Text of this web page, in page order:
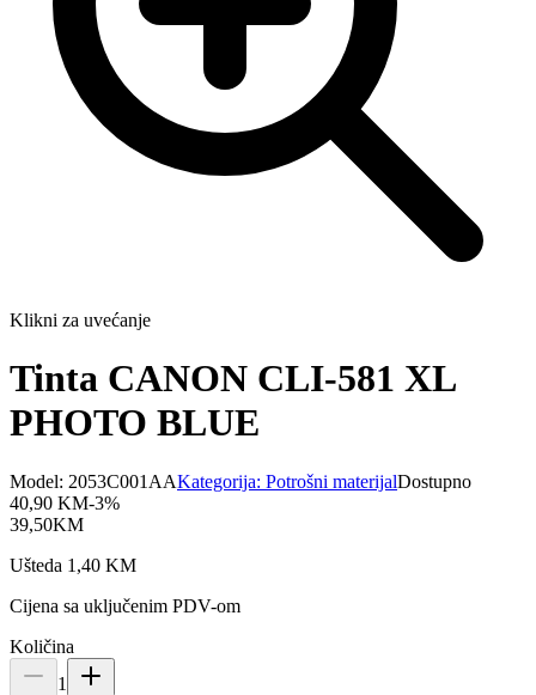
Klikni za uvećanje
Tinta CANON CLI-581 XL
PHOTO BLUE
Model: 2053C001AAKategorija: Potrošni materijalDostupno
40,90 KM-3%
39,50KM
Ušteda 1,40 KM
Cijena sa uključenim PDV-om
Količina
1